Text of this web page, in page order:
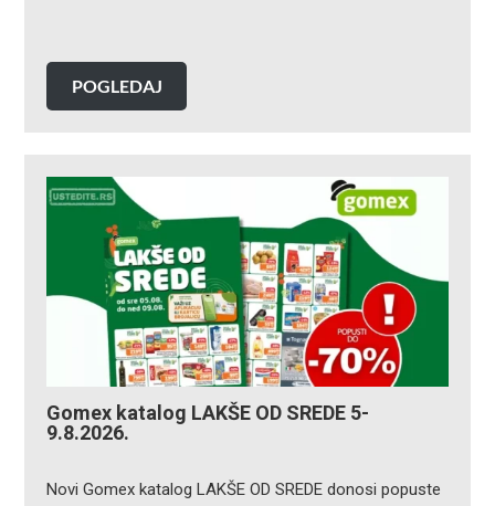
POGLEDAJ
Gomex katalog LAKŠE OD SREDE 5-
9.8.2026.
Novi Gomex katalog LAKŠE OD SREDE donosi popuste